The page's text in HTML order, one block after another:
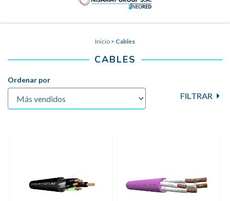
Inicio > Cables
CABLES
Ordenar por
FILTRAR